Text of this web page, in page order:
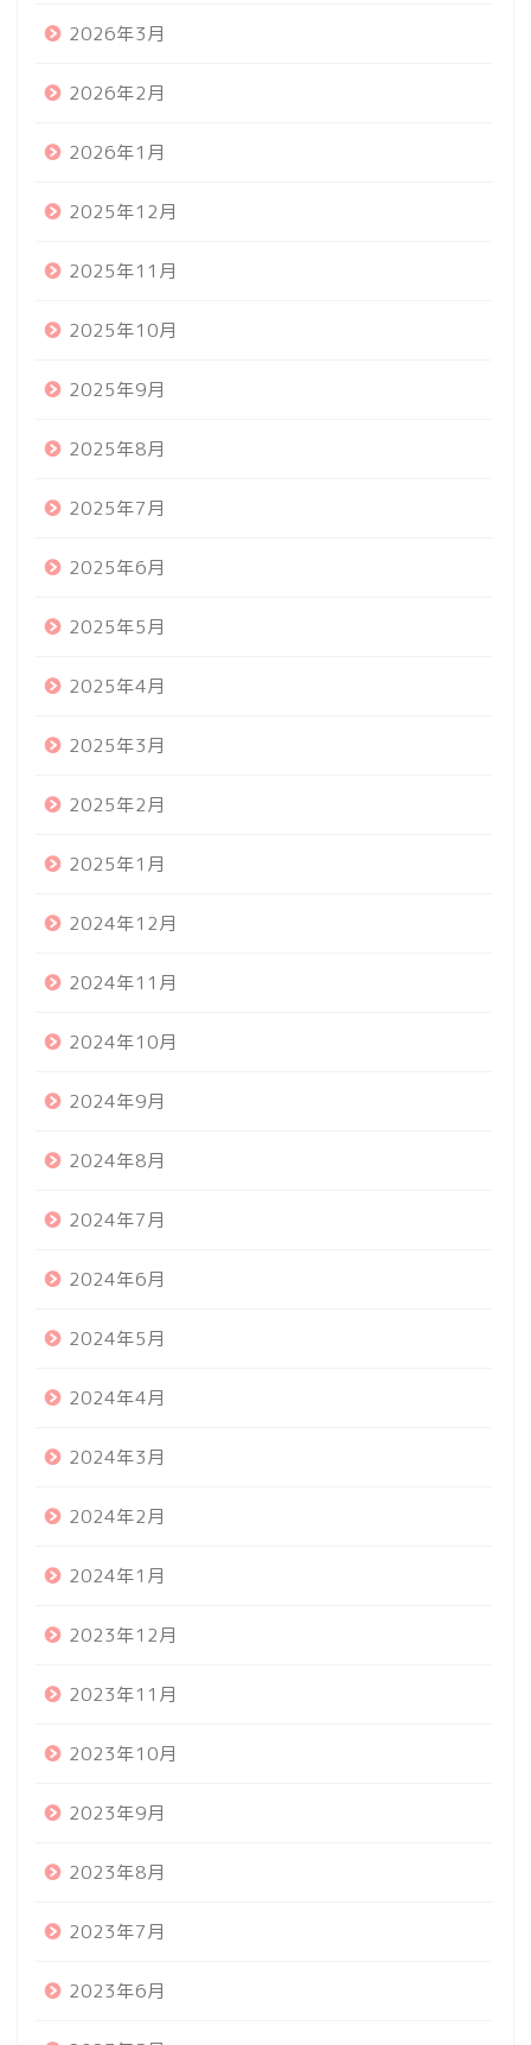
2026年3月
2026年2月
2026年1月
2025年12月
2025年11月
2025年10月
2025年9月
2025年8月
2025年7月
2025年6月
2025年5月
2025年4月
2025年3月
2025年2月
2025年1月
2024年12月
2024年11月
2024年10月
2024年9月
2024年8月
2024年7月
2024年6月
2024年5月
2024年4月
2024年3月
2024年2月
2024年1月
2023年12月
2023年11月
2023年10月
2023年9月
2023年8月
2023年7月
2023年6月